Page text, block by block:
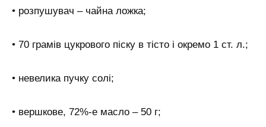
• розпушувач – чайна ложка;
• 70 грамів цукрового піску в тісто і окремо 1 ст. л.;
• невелика пучку солі;
• вершкове, 72%-е масло – 50 г;